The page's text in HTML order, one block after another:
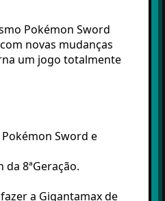
Pokémon Sword
novas mudanças
um jogo totalmente
Sword e
da 8ªGeração.
a Gigantamax de